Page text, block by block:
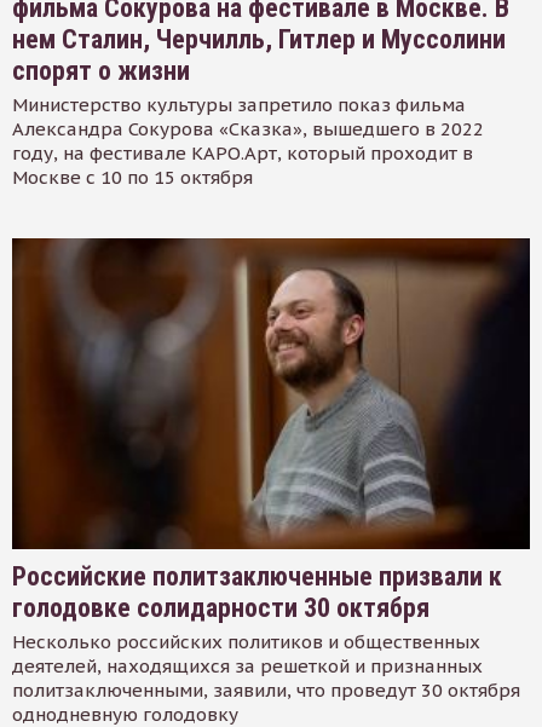
фильма Сокурова на фестивале в Москве. В
нем Сталин, Черчилль, Гитлер и Муссолини
спорят о жизни
Министерство культуры запретило показ фильма
Александра Сокурова «Сказка», вышедшего в 2022
году, на фестивале КАРО.Арт, который проходит в
Москве с 10 по 15 октября
Российские политзаключенные призвали к
голодовке солидарности 30 октября
Несколько российских политиков и общественных
деятелей, находящихся за решеткой и признанных
политзаключенными, заявили, что проведут 30 октября
однодневную голодовку